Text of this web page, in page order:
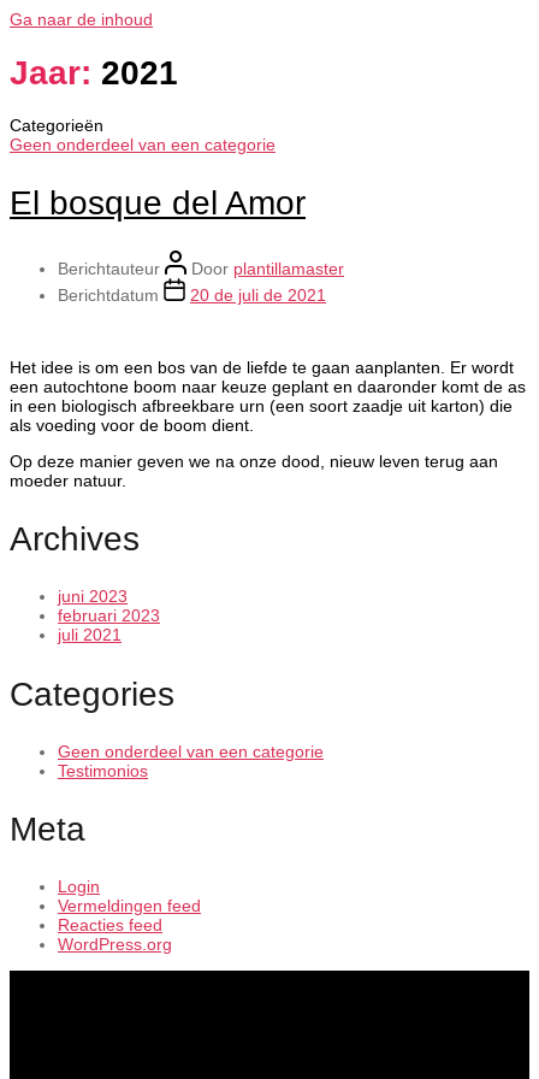
Ga naar de inhoud
Jaar: 2021
Categorieën
Geen onderdeel van een categorie
El bosque del Amor
Berichtauteur Door plantillamaster
Berichtdatum
20 de juli de 2021
Het idee is om een bos van de liefde te gaan aanplanten. Er wordt
een autochtone boom naar keuze geplant en daaronder komt de as
in een biologisch afbreekbare urn (een soort zaadje uit karton) die
als voeding voor de boom dient.
Op deze manier geven we na onze dood, nieuw leven terug aan
moeder natuur.
Archives
juni 2023
februari 2023
juli 2021
Categories
Geen onderdeel van een categorie
Testimonios
Meta
Login
Vermeldingen feed
Reacties feed
WordPress.org